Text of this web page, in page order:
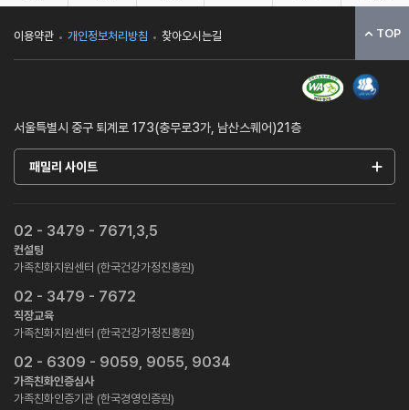
TOP
이용약관 개인정보처리방침 찾아오시는길
서울특별시 중구 퇴계로 173(충무로3가, 남산스퀘어)21층
패밀리 사이트
02 - 3479 - 7671,3,5
컨설팅
가족친화지원센터 (한국건강가정진흥원)
02 - 3479 - 7672
직장교육
가족친화지원센터 (한국건강가정진흥원)
02 - 6309 - 9059, 9055, 9034
가족친화인증심사
가족친화인증기관 (한국경영인증원)